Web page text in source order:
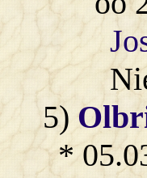
5)
*